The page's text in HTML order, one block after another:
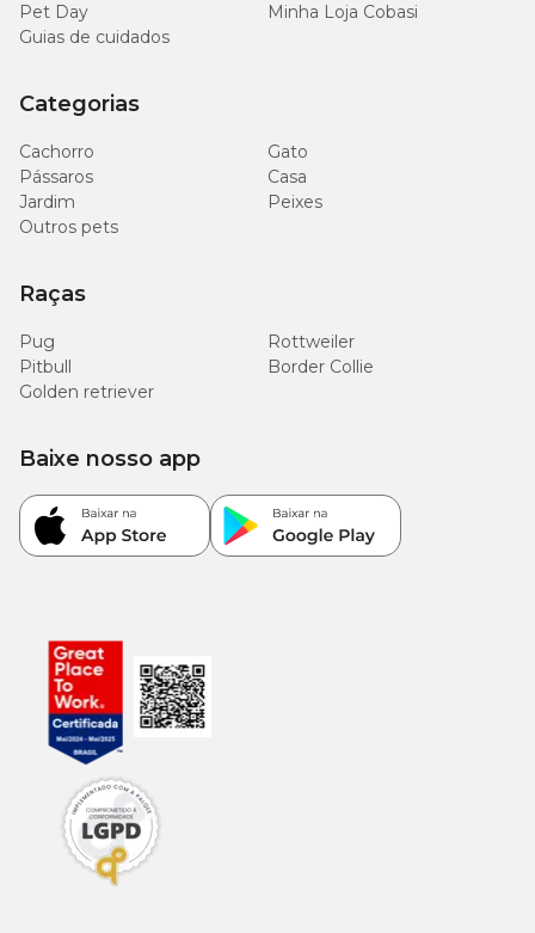
Pet Day
Minha Loja Cobasi
Guias de cuidados
Categorias
Cachorro
Gato
Pássaros
Casa
Jardim
Peixes
Outros pets
Raças
Pug
Rottweiler
Pitbull
Border Collie
Golden retriever
Baixe nosso app